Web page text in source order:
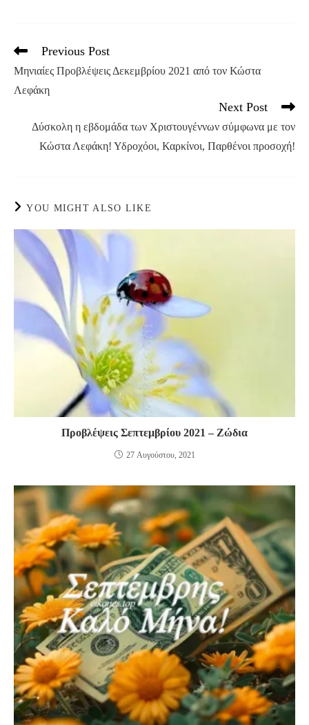
Read
articles
Previous Post
Μηνιαίες Προβλέψεις Δεκεμβρίου 2021 από τον Κώστα
Λεφάκη
Next Post
Δύσκολη η εβδομάδα των Χριστουγέννων σύμφωνα με τον
Κώστα Λεφάκη! Υδροχόοι, Καρκίνοι, Παρθένοι προσοχή!
YOU MIGHT ALSO LIKE
Προβλέψεις Σεπτεμβρίου 2021 – Ζώδια
27 Αυγούστου, 2021